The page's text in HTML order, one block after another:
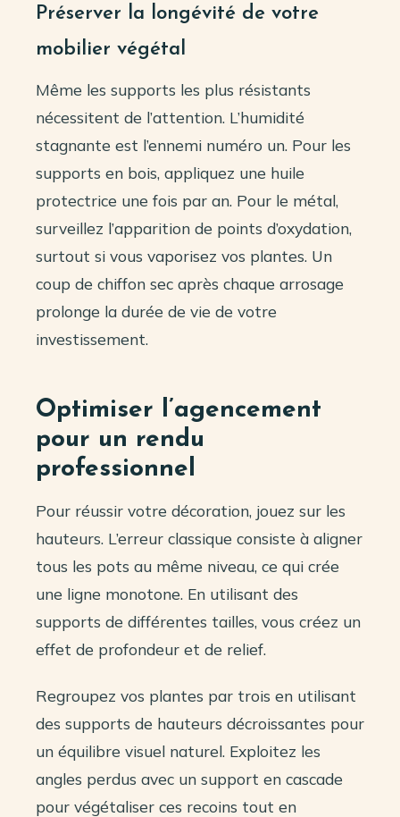
Préserver la longévité de votre
mobilier végétal
Même les supports les plus résistants
nécessitent de l’attention. L’humidité
stagnante est l’ennemi numéro un. Pour les
supports en bois, appliquez une huile
protectrice une fois par an. Pour le métal,
surveillez l’apparition de points d’oxydation,
surtout si vous vaporisez vos plantes. Un
coup de chiffon sec après chaque arrosage
prolonge la durée de vie de votre
investissement.
Optimiser l’agencement
pour un rendu
professionnel
Pour réussir votre décoration, jouez sur les
hauteurs. L’erreur classique consiste à aligner
tous les pots au même niveau, ce qui crée
une ligne monotone. En utilisant des
supports de différentes tailles, vous créez un
effet de profondeur et de relief.
Regroupez vos plantes par trois en utilisant
des supports de hauteurs décroissantes pour
un équilibre visuel naturel. Exploitez les
angles perdus avec un support en cascade
pour végétaliser ces recoins tout en